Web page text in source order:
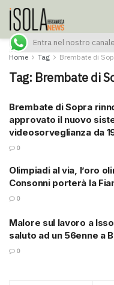
Home Tag Brembate di
Tag: Brembate di
Brembate di Sopra
approvato il nuovo
videosorveglianza da
0
Olimpiadi al via, l’oro
Consonni porterà la
0
Malore sul lavoro a
saluto ad un 56enne a
0
Entra nel nostro